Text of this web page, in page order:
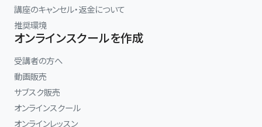
講座のキャンセル・返金について
推奨環境
オンラインスクールを作成
受講者の方へ
動画販売
サブスク販売
オンラインスクール
オンラインレッスン